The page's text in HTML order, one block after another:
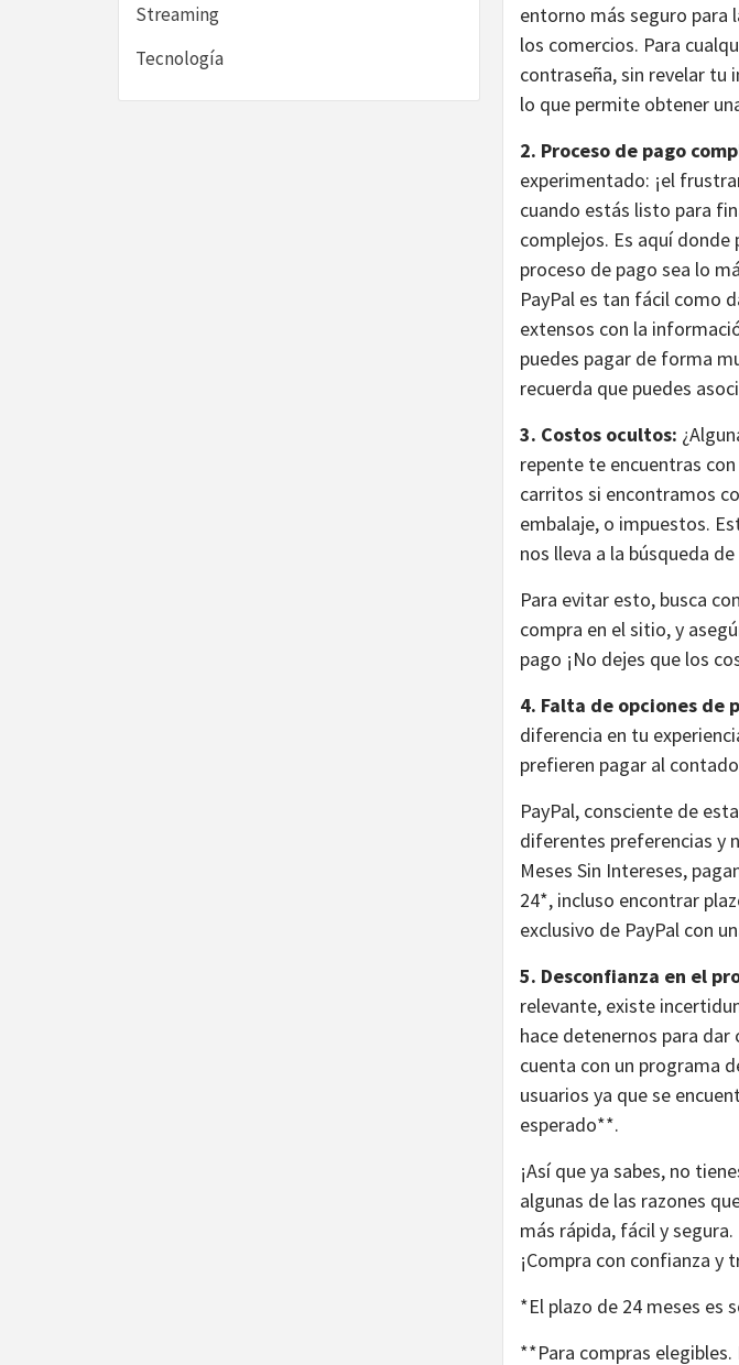
entorno más seguro para
los comercios. Para
contraseña, sin revelar
lo que permite obtener
2. Proceso de pago
experimentado: ¡el
cuando estás listo para
complejos. Es aquí
proceso de pago sea lo
PayPal es tan fácil como
extensos con la
puedes pagar de forma
recuerda que puedes
3. Costos ocultos:
repente te encuentras
carritos si encontramos
embalaje, o impuestos.
nos lleva a la búsqueda
Para evitar esto, busca
compra en el sitio, y
pago ¡No dejes que los
4. Falta de opciones de
diferencia en tu
prefieren pagar al
PayPal, consciente de
diferentes preferencias y
Meses Sin Intereses,
24*, incluso encontrar
exclusivo de PayPal con
5. Desconfianza en el
relevante, existe
hace detenernos para dar
cuenta con un programa
usuarios ya que se
esperado**.
¡Así que ya sabes, no
algunas de las razones
más rápida, fácil y
¡Compra con confianza y
*El plazo de 24 meses es
**Para compras
Streaming
Tecnología